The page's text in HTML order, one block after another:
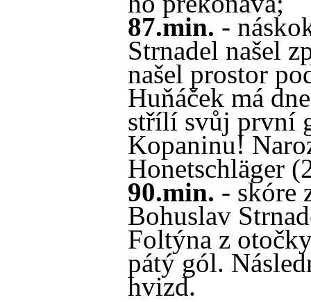
87.min. -
Strnadel našel
našel prostor
Huňáček má
střílí svůj první
Kopaninu!
Honetschläger
90.min. - skóre
Bohuslav
Foltýna z
pátý gól.
hvizd.